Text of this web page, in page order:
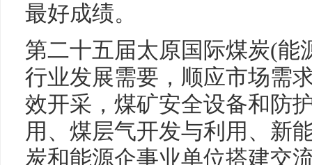
最好成绩。
第二十五届太原国际煤炭(能
行业发展需要，顺应市场需
效开采，煤矿安全设备和防
用、煤层气开发与利用、新
炭和能源企事业单位搭建交